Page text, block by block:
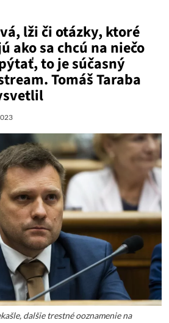
lži či otázky, ktoré
ako sa chcú na niečo
to je súčasný
Tomáš Taraba
dalšie trestné ooznamenie na